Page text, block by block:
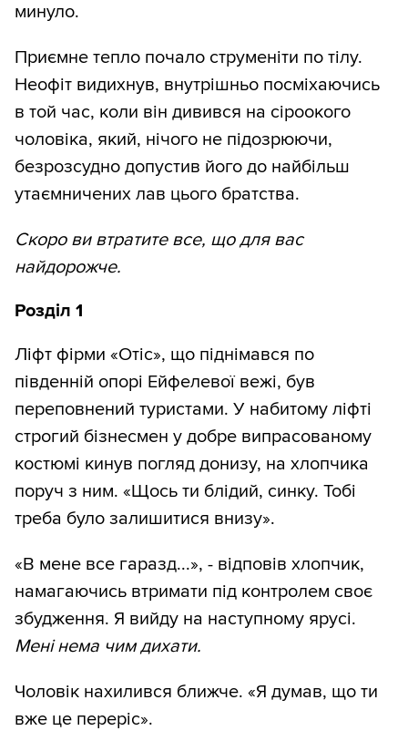
минуло.
Приємне тепло почало струменіти по тілу.
Неофіт видихнув, внутрішньо посміхаючись
в той час, коли він дивився на сіроокого
чоловіка, який, нічого не підозрюючи,
безрозсудно допустив його до найбільш
утаємничених лав цього братства.
Скоро ви втратите все, що для вас
найдорожче.
Розділ 1
Ліфт фірми «Отіс», що піднімався по
південній опорі Ейфелевої вежі, був
переповнений туристами. У набитому ліфті
строгий бізнесмен у добре випрасованому
костюмі кинув погляд донизу, на хлопчика
поруч з ним. «Щось ти блідий, синку. Тобі
треба було залишитися внизу».
«В мене все гаразд...», - відповів хлопчик,
намагаючись втримати під контролем своє
збудження. Я вийду на наступному ярусі.
Мені нема чим дихати.
Чоловік нахилився ближче. «Я думав, що ти
вже це переріс».